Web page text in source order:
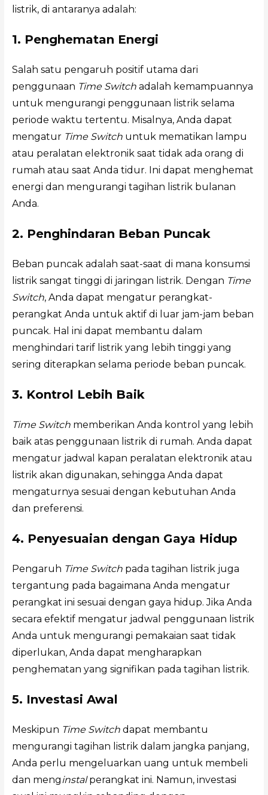
listrik, di antaranya adalah:
1. Penghematan Energi
Salah satu pengaruh positif utama dari
penggunaan Time Switchadalah kemampuannya
untuk mengurangi penggunaan listrik selama
periode waktu tertentu. Misalnya, Anda dapat
mengatur Time Switchuntuk mematikan lampu
atau peralatan elektronik saat tidak ada orang di
rumah atau saat Anda tidur. Ini dapat menghemat
energi dan mengurangi tagihan listrik bulanan
Anda.
2. Penghindaran Beban Puncak
Beban puncak adalah saat-saat di mana konsumsi
listrik sangat tinggi di jaringan listrik. Dengan Time
Switch, Anda dapat mengatur perangkat-
perangkat Anda untuk aktif di luar jam-jam beban
puncak. Hal ini dapat membantu dalam
menghindari tarif listrik yang lebih tinggi yang
sering diterapkan selama periode beban puncak.
3. Kontrol Lebih Baik
Time Switchmemberikan Anda kontrol yang lebih
baik atas penggunaan listrik di rumah. Anda dapat
mengatur jadwal kapan peralatan elektronik atau
listrik akan digunakan, sehingga Anda dapat
mengaturnya sesuai dengan kebutuhan Anda
dan preferensi.
4. Penyesuaian dengan Gaya Hidup
Pengaruh Time Switchpada tagihan listrik juga
tergantung pada bagaimana Anda mengatur
perangkat ini sesuai dengan gaya hidup. Jika Anda
secara efektif mengatur jadwal penggunaan listrik
Anda untuk mengurangi pemakaian saat tidak
diperlukan, Anda dapat mengharapkan
penghematan yang signifikan pada tagihan listrik.
5. Investasi Awal
Meskipun Time Switchdapat membantu
mengurangi tagihan listrik dalam jangka panjang,
Anda perlu mengeluarkan uang untuk membeli
dan meng instalperangkat ini. Namun, investasi